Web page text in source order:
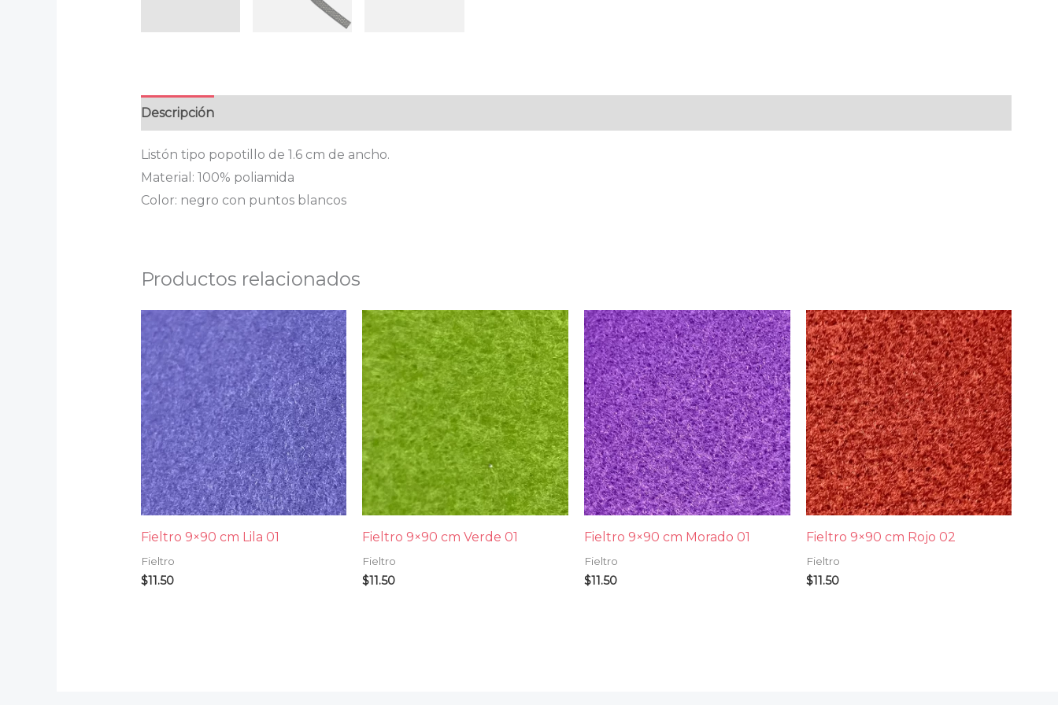
Descripción
Listón tipo popotillo de 1.6 cm de ancho.
Material: 100% poliamida
Color: negro con puntos blancos
Productos relacionados
Fieltro 9×90 cm Lila 01
Fieltro
$11.50
Fieltro 9×90 cm Verde 01
Fieltro
$11.50
Fieltro 9×90 cm Morado 01
Fieltro
$11.50
Fieltro 9×90 cm Rojo 02
Fieltro
$11.50